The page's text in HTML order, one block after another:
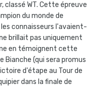
classé WT. Cette épreuve
du monde de
connaisseurs l'avaient-
brillait pas uniquement
en témoignent cette
Bianche (qui sera promus
d'étape au Tour de
dans la finale de